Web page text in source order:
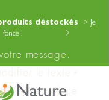
déstockés
> Je
fonce !
message.
le texte »
contenu à ce